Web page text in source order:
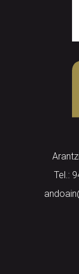
Tel.: